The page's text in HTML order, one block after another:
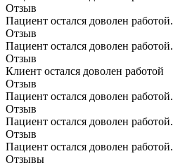
Отзыв
Пациент остался доволен работой.
Отзыв
Пациент остался доволен работой.
Отзыв
Клиент остался доволен работой
Отзыв
Пациент остался доволен работой.
Отзыв
Пациент остался доволен работой.
Отзыв
Пациент остался доволен работой.
Отзывы